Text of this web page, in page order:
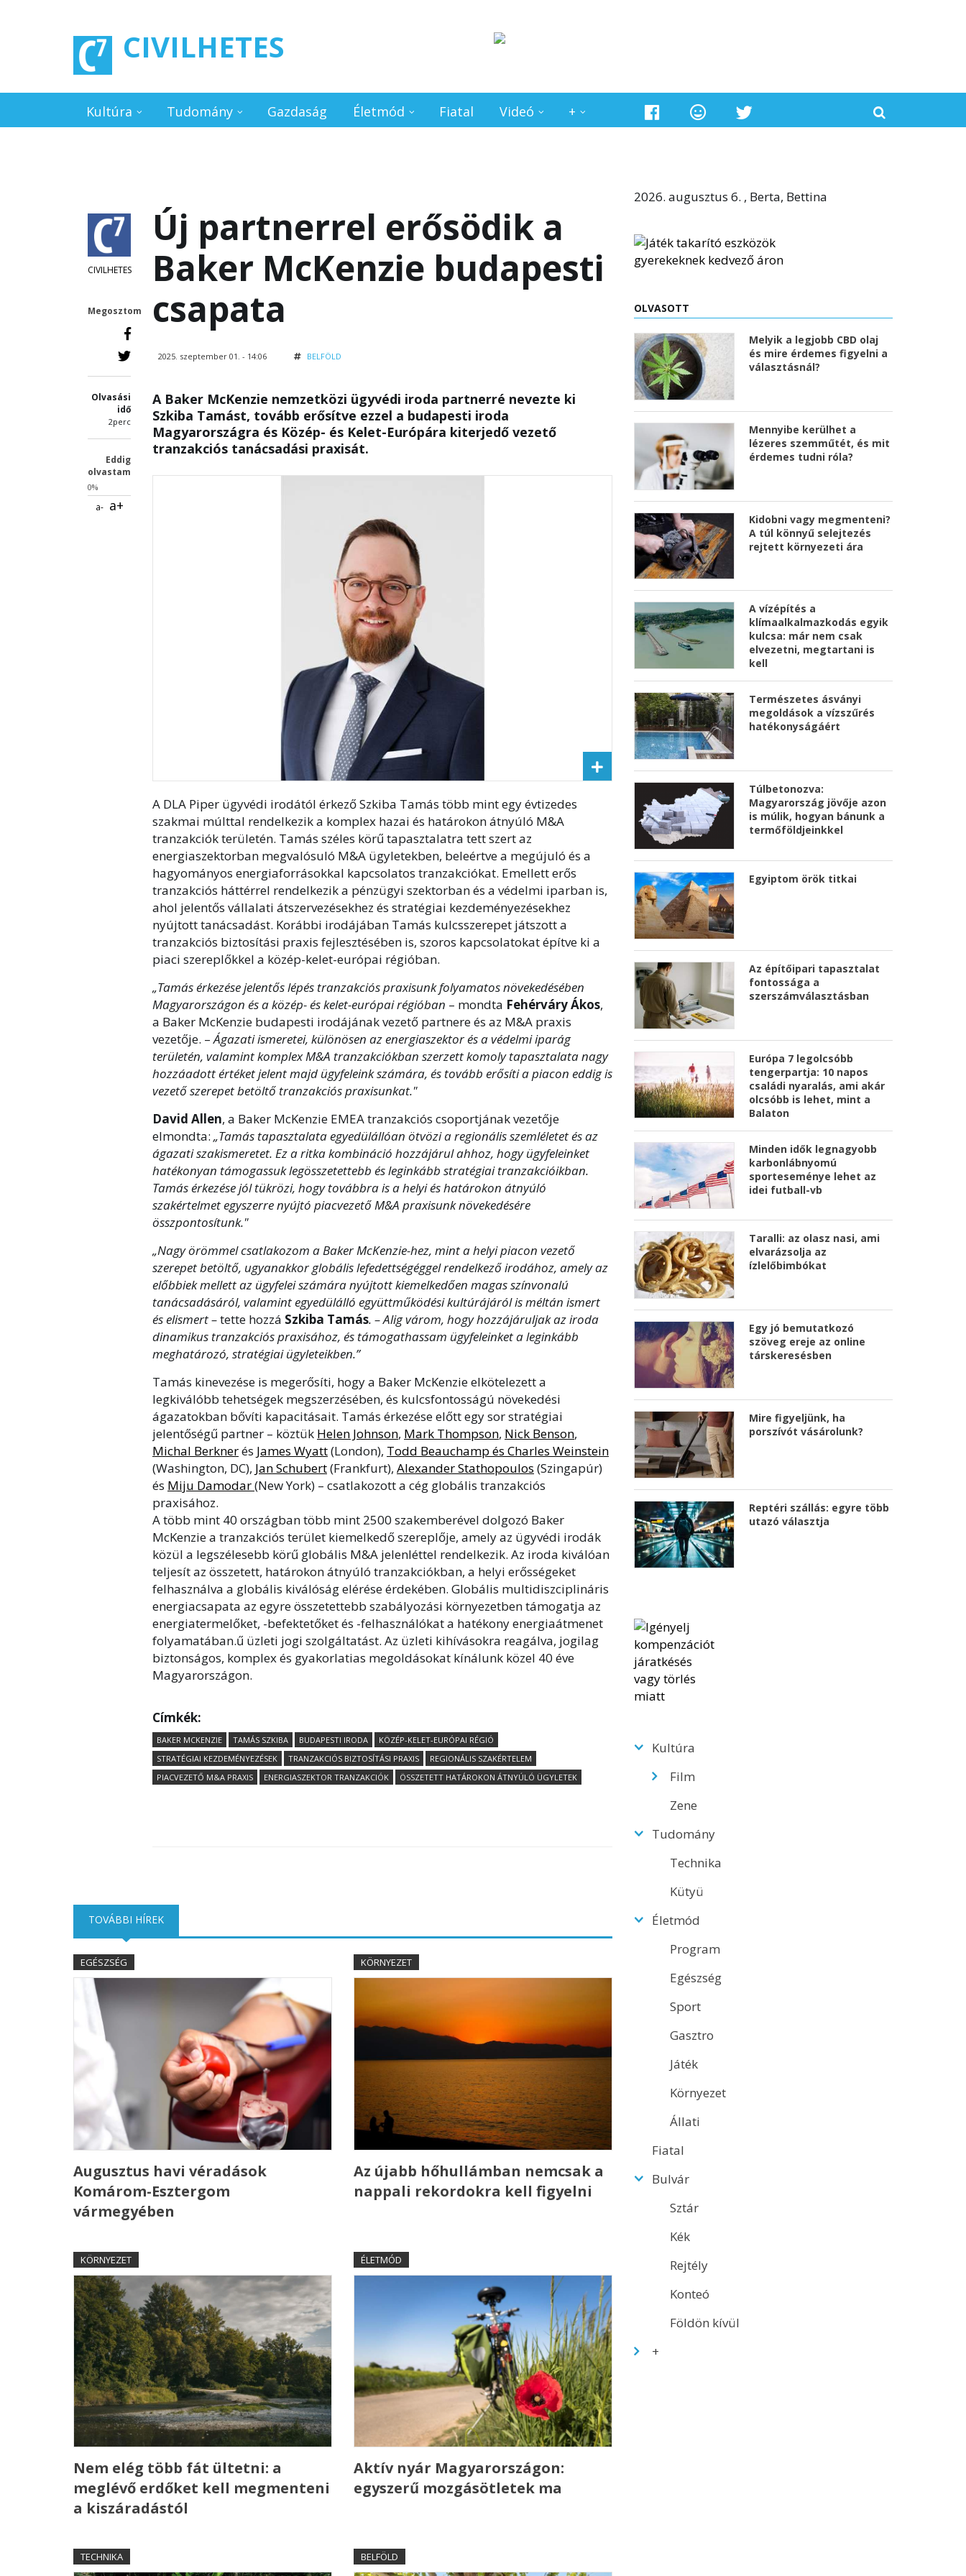
CIVILHETES
Kultúra Tudomány Gazdaság Életmód Fiatal Videó +
CIVILHETES
Megosztom
Olvasási
idő
2perc
Eddig
olvastam
0%
a- a+
Új partnerrel erősödik a
Baker McKenzie budapesti
csapata
2025. szeptember 01. - 14:06 BELFÖLD
A Baker McKenzie nemzetközi ügyvédi iroda partnerré nevezte ki
Szkiba Tamást, tovább erősítve ezzel a budapesti iroda
Magyarországra és Közép- és Kelet-Európára kiterjedő vezető
tranzakciós tanácsadási praxisát.
A DLA Piper ügyvédi irodától érkező Szkiba Tamás több mint egy évtizedes
szakmai múlttal rendelkezik a komplex hazai és határokon átnyúló M&A
tranzakciók területén. Tamás széles körű tapasztalatra tett szert az
energiaszektorban megvalósuló M&A ügyletekben, beleértve a megújuló és a
hagyományos energiaforrásokkal kapcsolatos tranzakciókat. Emellett erős
tranzakciós háttérrel rendelkezik a pénzügyi szektorban és a védelmi iparban is,
ahol jelentős vállalati átszervezésekhez és stratégiai kezdeményezésekhez
nyújtott tanácsadást. Korábbi irodájában Tamás kulcsszerepet játszott a
tranzakciós biztosítási praxis fejlesztésében is, szoros kapcsolatokat építve ki a
piaci szereplőkkel a közép-kelet-európai régióban.
„Tamás érkezése jelentős lépés tranzakciós praxisunk folyamatos növekedésében
Magyarországon és a közép- és kelet-európai régióban ­ – mondta Fehérváry Ákos,
a Baker McKenzie budapesti irodájának vezető partnere és az M&A praxis
vezetője. –Ágazati ismeretei, különösen az energiaszektor és a védelmi iparág
területén, valamint komplex M&A tranzakciókban szerzett komoly tapasztalata nagy
hozzáadott értéket jelent majd ügyfeleink számára, és tovább erősíti a piacon eddig is
vezető szerepet betöltő tranzakciós praxisunkat."
David Allen, a Baker McKenzie EMEA tranzakciós csoportjának vezetője
elmondta: „Tamás tapasztalata egyedülállóan ötvözi a regionális szemléletet és az
ágazati szakismeretet. Ez a ritka kombináció hozzájárul ahhoz, hogy ügyfeleinket
hatékonyan támogassuk legösszetettebb és leginkább stratégiai tranzakcióikban.
Tamás érkezése jól tükrözi, hogy továbbra is a helyi és határokon átnyúló
szakértelmet egyszerre nyújtó piacvezető M&A praxisunk növekedésére
összpontosítunk."
„Nagy örömmel csatlakozom a Baker McKenzie-hez, mint a helyi piacon vezető
szerepet betöltő, ugyanakkor globális lefedettségéggel rendelkező irodához, amely az
előbbiek mellett az ügyfelei számára nyújtott kiemelkedően magas színvonalú
tanácsadásáról, valamint egyedülálló együttműködési kultúrájáról is méltán ismert
és elismert –tette hozzá Szkiba Tamás. – Alig várom, hogy hozzájáruljak az iroda
dinamikus tranzakciós praxisához, és támogathassam ügyfeleinket a leginkább
meghatározó, stratégiai ügyleteikben.”
Tamás kinevezése is megerősíti, hogy a Baker McKenzie elkötelezett a
legkiválóbb tehetségek megszerzésében, és kulcsfontosságú növekedési
ágazatokban bővíti kapacitásait. Tamás érkezése előtt egy sor stratégiai
jelentőségű partner – köztük Helen Johnson, Mark Thompson, Nick Benson,
Michal Berknerés James Wyatt(London), Todd Beauchamp és Charles Weinstein
(Washington, DC), Jan Schubert(Frankfurt), Alexander Stathopoulos (Szingapúr)
és Miju Damodar(New York) – csatlakozott a cég globális tranzakciós
praxisához.
A több mint 40 országban több mint 2500 szakemberével dolgozó Baker
McKenzie a tranzakciós terület kiemelkedő szereplője, amely az ügyvédi irodák
közül a legszélesebb körű globális M&A jelenléttel rendelkezik. Az iroda kiválóan
teljesít az összetett, határokon átnyúló tranzakciókban, a helyi erősségeket
felhasználva a globális kiválóság elérése érdekében. Globális multidiszciplináris
energiacsapata az egyre összetettebb szabályozási környezetben támogatja az
energiatermelőket, -befektetőket és -felhasználókat a hatékony energiaátmenet
folyamatában.ű üzleti jogi szolgáltatást. Az üzleti kihívásokra reagálva, jogilag
biztonságos, komplex és gyakorlatias megoldásokat kínálunk közel 40 éve
Magyarországon.
Címkék:
BAKER MCKENZIE TAMÁS SZKIBA BUDAPESTI IRODA
KÖZÉP-KELET-EURÓPAI RÉGIÓ
STRATÉGIAI KEZDEMÉNYEZÉSEK
TRANZAKCIÓS BIZTOSÍTÁSI PRAXIS
REGIONÁLIS SZAKÉRTELEM
PIACVEZETŐ M&A PRAXIS
ENERGIASZEKTOR TRANZAKCIÓK ÖSSZETETT HATÁROKON ÁTNYÚLÓ ÜGYLETEK
TOVÁBBI HÍREK
EGÉSZSÉG
Augusztus havi véradások
Komárom-Esztergom
vármegyében
KÖRNYEZET
Az újabb hőhullámban nemcsak a
nappali rekordokra kell figyelni
KÖRNYEZET
Nem elég több fát ültetni: a
meglévő erdőket kell megmenteni
a kiszáradástól
ÉLETMÓD
Aktív nyár Magyarországon:
egyszerű mozgásötletek ma
TECHNIKA BELFÖLD
2026. augusztus 6. , Berta, Bettina
OLVASOTT
Melyik a legjobb CBD olaj
és mire érdemes figyelni a
választásnál?
Mennyibe kerülhet a
lézeres szemműtét, és mit
érdemes tudni róla?
Kidobni vagy megmenteni?
A túl könnyű selejtezés
rejtett környezeti ára
A vízépítés a
klímaalkalmazkodás egyik
kulcsa: már nem csak
elvezetni, megtartani is
kell
Természetes ásványi
megoldások a vízszűrés
hatékonyságáért
Túlbetonozva:
Magyarország jövője azon
is múlik, hogyan bánunk a
termőföldjeinkkel
Egyiptom örök titkai
Az építőipari tapasztalat
fontossága a
szerszámválasztásban
Európa 7 legolcsóbb
tengerpartja: 10 napos
családi nyaralás, ami akár
olcsóbb is lehet, mint a
Balaton
Minden idők legnagyobb
karbonlábnyomú
sporteseménye lehet az
idei futball-vb
Taralli: az olasz nasi, ami
elvarázsolja az
ízlelőbimbókat
Egy jó bemutatkozó
szöveg ereje az online
társkeresésben
Mire figyeljünk, ha
porszívót vásárolunk?
Reptéri szállás: egyre több
utazó választja
Kultúra
Film
Zene
Tudomány
Technika
Kütyü
Életmód
Program
Egészség
Sport
Gasztro
Játék
Környezet
Állati
Fiatal
Bulvár
Sztár
Kék
Rejtély
Konteó
Földön kívül
+